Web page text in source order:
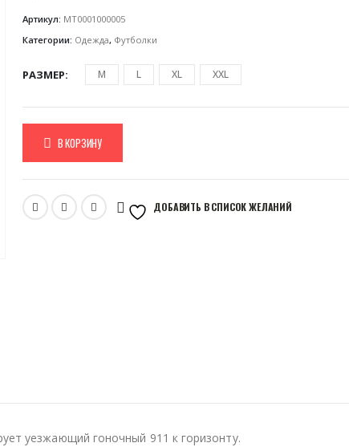
Артикул: MT0001000005
Категории: Одежда, Футболки
РАЗМЕР M L XL XXL
В КОРЗИНУ
ДОБАВИТЬ В СПИСОК ЖЕЛАНИЙ
уезжающий гоночный 911 к горизонту.